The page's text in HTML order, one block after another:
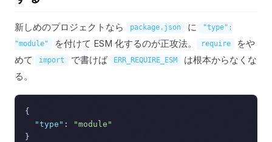
新しめのプロジェクトなら package.json に
"type":
"module"
を付けて ESM 化するのが正攻法。 require
をや
めて
import で書けば ERR_REQUIRE_ESM
は根本からなくな
る。
{
"type" :
"module"
}